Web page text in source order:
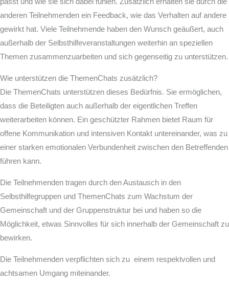
anderen Teilnehmenden ein Feedback, wie das Verhalten auf andere
gewirkt hat. Viele Teilnehmende haben den Wunsch geäußert, auch
außerhalb der Selbsthilfeveranstaltungen weiterhin an speziellen
Themen zusammenzuarbeiten und sich gegenseitig zu unterstützen.
Wie unterstützen die ThemenChats zusätzlich?
Die ThemenChats unterstützen dieses Bedürfnis. Sie ermöglichen,
dass die Beteiligten auch außerhalb der eigentlichen Treffen
weiterarbeiten können. Ein geschützter Rahmen bietet Raum für
offene Kommunikation und intensiven Kontakt untereinander, was zu
einer starken emotionalen Verbundenheit zwischen den Betreffenden
führen kann.
Die Teilnehmenden tragen durch den Austausch in den
Selbsthilfegruppen und ThemenChats zum Wachstum der
Gemeinschaft und der Gruppenstruktur bei und haben so die
Möglichkeit, etwas Sinnvolles für sich innerhalb der Gemeinschaft zu
bewirken.
Die Teilnehmenden verpflichten sich zu einem respektvollen und
achtsamen Umgang miteinander.